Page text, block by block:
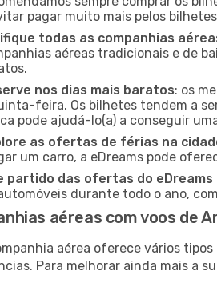
pagar muito mais pelos
todas as companhias
aéreas tradicionais e de
nos dias mais baratos: os
feira. Os bilhetes tendem a
pode ajudá-lo(a) a conseguir
as ofertas de férias na
um carro, a eDreams pode
partido das ofertas do eDreams
durante todo o ano,
aéreas com voos de
aérea oferece vários
Para melhorar ainda mais a